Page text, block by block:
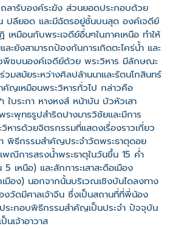
ลารับองค์ระฆัง ส่วนยอดประกอบด้วย
ปลียอด และมีฉัตรอยู่ชั้นบนสุด องค์เจดีย์
เหมือนกับพระเจดีย์อื่นๆในภาคเหนือ ทำให้
ละยังสามารถป้องกันการเกิดตะไคร่น้ำ และ
พืชบนองค์เจดีย์ด้วย พระวิหาร มีลักษณะ
วมสมัยระหว่างศิลปล้านนาและรัตนโกสินทร์
ญเหมือนพระวิหารทั่วไป กล่าวคือ
ใบระกา หางหงส์ หน้าบัน บัวหัวเสา
ระพุทธรูปสำริดปางมารวิชัยและมีการ
หารด้วยจิตรกรรมที่แสดงเรื่องราวเกี่ยว
พิธีกรรมสำคัญประจำวัดพระธาตุดอย
ณีการสรงน้ำพระธาตุในวันขึ้น 15 ค่ำ
เหนือ) และสักการะเสาสะดือเมือง
เมือง) นอกจากนั้นบริเวณเชิงบันไดลงทาง
วัดมีศาลเจ้าจีน ซึ่งเป็นสถานที่ที่พี่น้อง
ระกอบพิธีกรรมสำคัญเป็นประจำ ปัจจุบัน
นเจ้าอาวาส